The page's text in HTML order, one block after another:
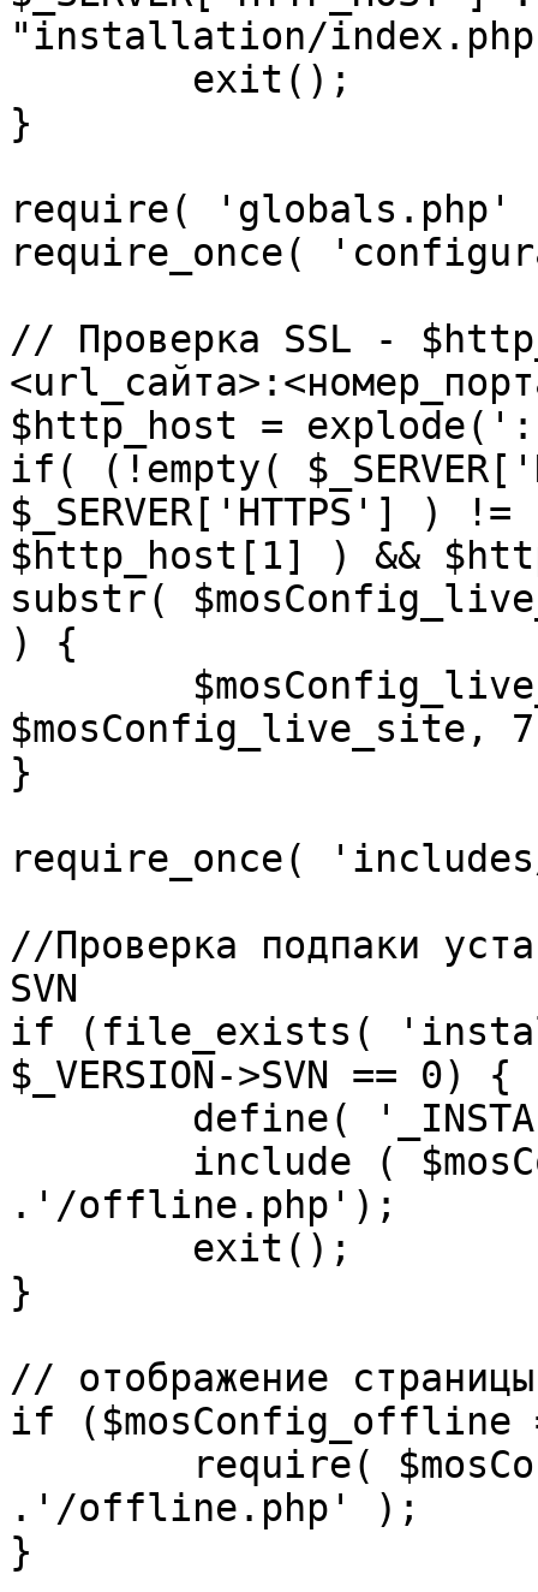
"installation/
}
require(
require_once(
// Проверка SSL -
$http_host = explode(':',
if( (!empty(
$_SERVER['HTTPS']
$http_host[1] ) &&
substr(
) {
$mosConfig_live_site,
}
require_once(
//Проверка подпаки
SVN
if (file_exists(
$_VERSION->SVN == 0) {
.'/offline.php');
}
// отображение
if ($mosConfig_offline
.'/offline.php' );
}